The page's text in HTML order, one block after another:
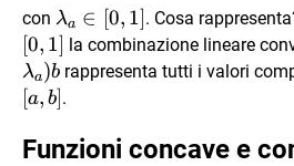
\lambda_{a})b
con \lambda_{a}
\in [0,1]
λa ∈ [0, 1]. Cosa
[0, 1] la combinazione lineare
λa)b rappresenta tutti i valori
[a, b].
Funzioni concave e